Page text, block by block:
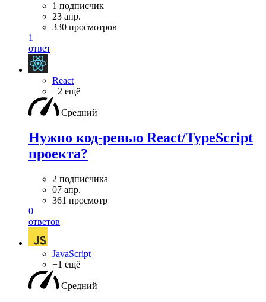
1 подписчик
23 апр.
330 просмотров
1
ответ
React
+2 ещё
Средний
Нужно код-ревью React/TypeScript
проекта?
2 подписчика
07 апр.
361 просмотр
0
ответов
JavaScript
+1 ещё
Средний